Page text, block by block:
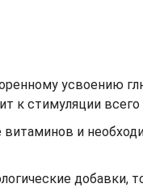
усвоению
к стимуляции всего
витаминов и
добавки,